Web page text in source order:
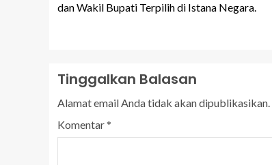
dan Wakil Bupati Terpilih di Istana Negara.
Tinggalkan Balasan
Alamat email Anda tidak akan dipublikasikan.
Komentar*